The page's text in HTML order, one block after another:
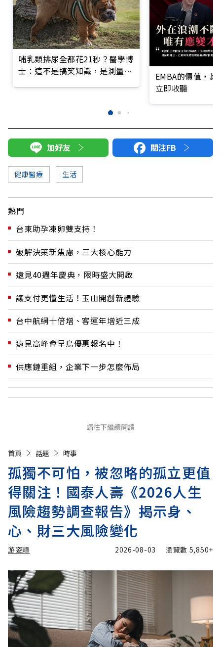
哺乳類排尿全都花21秒？醫學博
士：這不是搞笑知識，是測量健
EMBA的價值，
立即收聽
加好友 關注FB
健康醫療 生活
熱門
台東助孕凍卵雙支持！
破解決策新焦慮，三大核心能力
遠見40週年慶典，限時盛大開啟
讓支付更懂生活！玉山開創新體驗
台中航網十倍增、客運年增近三成
遠見高峰會早鳥優惠報名中！
供應鏈重組，企業下一步怎麼佈局
請往下繼續閱讀
首頁 話題 時事
孤獨不可怕，被忽略的孤立更值
得關注！國泰人壽《2026人生
風險趨勢調查報告》揭示身、
心、財三大風險變化
游姿穎 2026-08-03 瀏覽數 5,850+